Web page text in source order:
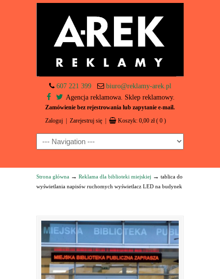
607 221 399
biuro@reklamy-arek.pl
Agencja reklamowa. Sklep reklamowy.
Zamówienie bez rejestrowania lub zapytanie e-mail.
Zaloguj Zarejestruj się Koszyk: 0,00 zł ( 0 )
Navigation
Strona główna → Reklama dla biblioteki miejskiej → tablica do
wyświetlania napisów ruchomych wyświetlacz LED na budynek